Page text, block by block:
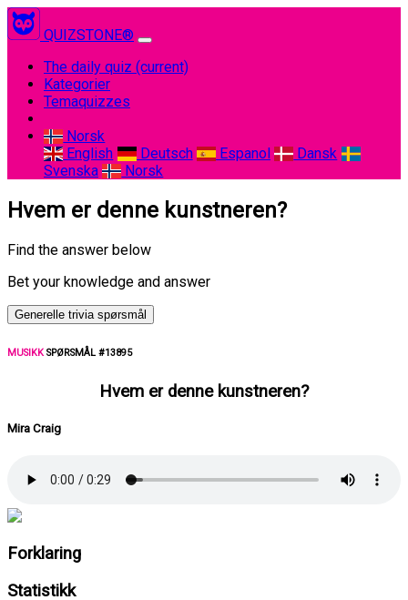
QUIZSTONE®
The daily quiz (current)
Kategorier
Temaquizzes
Norsk
English
Deutsch Espanol
Dansk
Svenska
Norsk
Hvem er denne kunstneren?
Find the answer below
Bet your knowledge and answer
Generelle trivia spørsmål
MUSIKKSPØRSMÅL #13895
Hvem er denne kunstneren?
Mira Craig
Forklaring
Statistikk